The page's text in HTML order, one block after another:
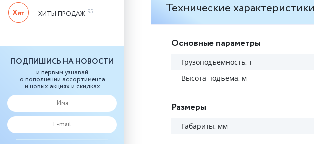
ХИТЫ ПРОДАЖ 95
ПОДПИШИСЬ НА НОВОСТИ
и первым узнавай
о пополнении ассортимента
и новых акциях и скидках
Технические характеристики
Основные параметры
Грузоподъемность, т
Высота подъема, м
Размеры
Габариты, мм